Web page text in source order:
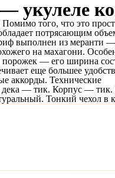
FLIGHT
того, что это
потрясающим
выполнен из меранти
на махагони.
порожек — его ширина
еще большее
аккорды. Технические
дека — тик. Корпус —
Тонкий чехол в